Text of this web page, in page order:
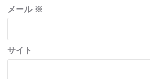
メール ※
サイト